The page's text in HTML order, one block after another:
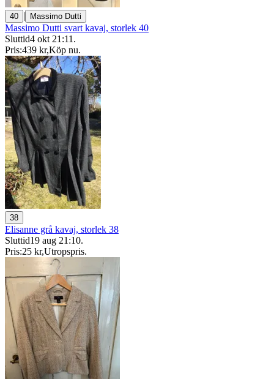
40 | Massimo Dutti
Massimo Dutti svart kavaj, storlek 40
Sluttid4 okt 21:11 .
Pris:439 kr,Köp nu.
38
Elisanne grå kavaj, storlek 38
Sluttid19 aug 21:10.
Pris:25 kr,Utropspris.